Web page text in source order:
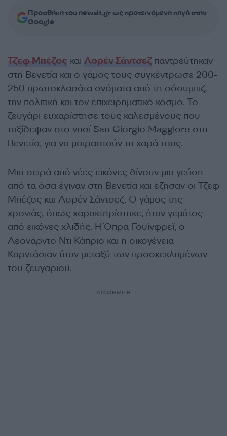
Προσθήκη του newsit.gr ως προτεινόμενη πηγή στην
Google
Τζεφ Μπέζος και Λορέν Σάντσεζπαντρεύτηκαν
στη Βενετία και ο γάμος τους συγκέντρωσε 200-
250 πρωτοκλασάτα ονόματα από τη σόουμπιζ,
την πολιτική και τον επιχειρηματικό κόσμο. Το
ζευγάρι ευχαρίστησε τους καλεσμένους που
ταξίδεψαν στο νησί San Giorgio Maggiore στη
Βενετία, για να μοιραστούν τη χαρά τους.
Μια σειρά από νέες εικόνες δίνουν μια γεύση
από τα όσα έγιναν στη Βενετία και έζησαν οι Τζεφ
Μπέζος και Λορέν Σάντσεζ. Ο γάμος της
χρονιάς, όπως χαρακτηρίστηκε, ήταν γεμάτος
από εικόνες χλιδής. Η Όπρα Γουίνφρεϊ, ο
Λεονάρντο Ντι Κάπριο και η οικογένεια
Καρντάσιαν ήταν μεταξύ των προσκεκλημένων
του ζευγαριού.
ΔΙΑΦΗΜΙΣΗ